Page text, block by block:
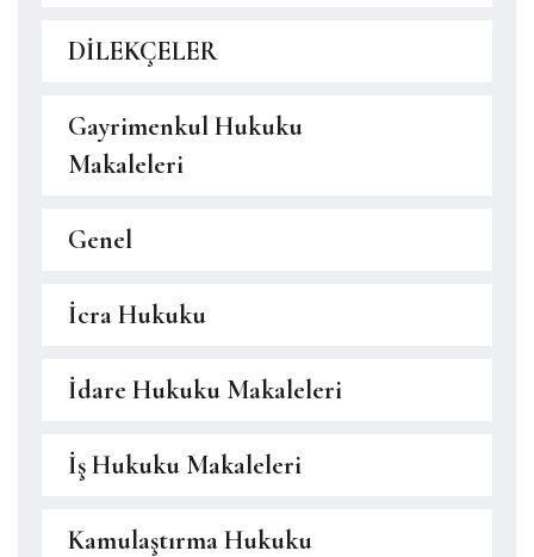
DİLEKÇELER
Gayrimenkul Hukuku
Makaleleri
Genel
İcra Hukuku
İdare Hukuku Makaleleri
İş Hukuku Makaleleri
Kamulaştırma Hukuku